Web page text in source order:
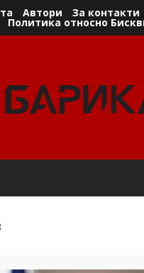
Автори За контакти
Политика относно